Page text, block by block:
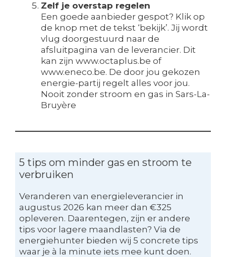
Zelf je overstap regelen
Een goede aanbieder gespot? Klik op
de knop met de tekst ‘bekijk’. Jij wordt
vlug doorgestuurd naar de
afsluitpagina van de leverancier. Dit
kan zijn www.octaplus.be of
www.eneco.be. De door jou gekozen
energie-partij regelt alles voor jou.
Nooit zonder stroom en gas in Sars-La-
Bruyère
5 tips om minder gas en stroom te
verbruiken
Veranderen van energieleverancier in
augustus 2026 kan meer dan €325
opleveren. Daarentegen, zijn er andere
tips voor lagere maandlasten? Via de
energiehunter bieden wij 5 concrete tips
waar je à la minute iets mee kunt doen.